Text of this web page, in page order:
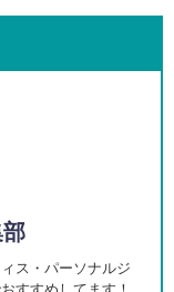
ス・パーソナルジ